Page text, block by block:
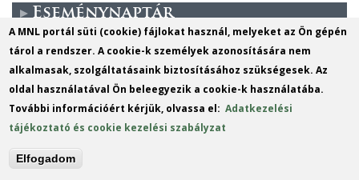
Eseménynaptár
További események..
H
K SZ CS P SZ
V
3
A MNL portál süti (cookie) fájlokat használ, melyeket az Ön gépén
tárol a rendszer. A cookie-k személyek azonosítására nem
alkalmasak, szolgáltatásaink biztosításához szükségesek. Az
oldal használatával Ön beleegyezik a cookie-k használatába.
További információért kérjük, olvassa el:Adatkezelési
tájékoztató és cookie kezelési szabályzat
Elfogadom